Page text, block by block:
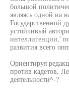
большой
являясь одной иа
Государственной
устойчивый
интеллигенции,'
развития всего
Ориентируя
против кадетов,
деятельности^-?